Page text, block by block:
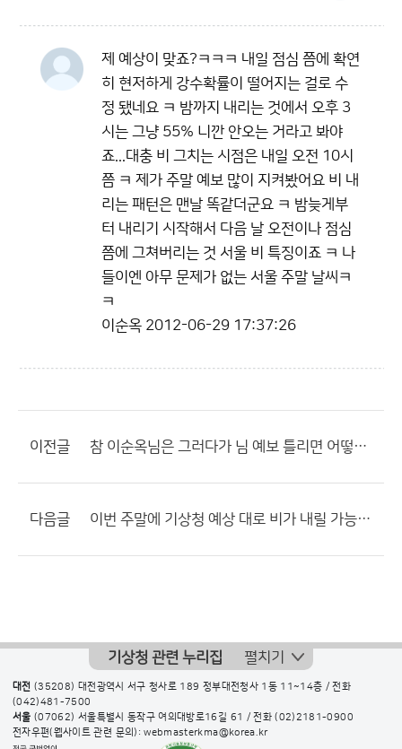
제 예상이 맞죠?ㅋㅋㅋ 내일 점심 쯤에 확연
히 현저하게 강수확률이 떨어지는 걸로 수
정 됐네요 ㅋ 밤까지 내리는 것에서 오후 3
시는 그냥 55% 니깐 안오는 거라고 봐야
죠...대충 비 그치는 시점은 내일 오전 10시
쯤 ㅋ 제가 주말 예보 많이 지켜봤어요 비 내
리는 패턴은 맨날 똑같더군요 ㅋ 밤늦게부
터 내리기 시작해서 다음 날 오전이나 점심
쯤에 그쳐버리는 것 서울 비 특징이죠 ㅋ 나
들이엔 아무 문제가 없는 서울 주말 날씨ㅋ
ㅋ
이순옥 2012-06-29 17:37:26
이전글 참 이순옥님은 그러다가 님 예보 틀리면 어떻하실려고?????
다음글 이번 주말에 기상청 예상 대로 비가 내릴 가능성 높겠네요?
기상청 관련 누리집 펼치기
대전 (35208) 대전광역시 서구 청사로 189 정부대전청사 1동 11~14층 / 전화
(042)481-7500
서울 (07062) 서울특별시 동작구 여의대방로16길 61 / 전화(02)2181-0900
전자우편(웹사이트 관련 문의): webmasterkma@korea.kr